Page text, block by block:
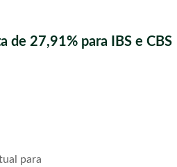
de 27,91% para IBS e CBS
para